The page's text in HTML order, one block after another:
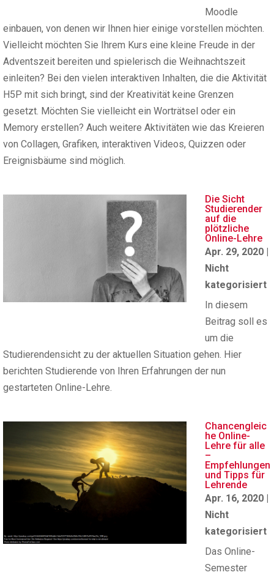
Moodle
einbauen, von denen wir Ihnen hier einige vorstellen möchten.
Vielleicht möchten Sie Ihrem Kurs eine kleine Freude in der
Adventszeit bereiten und spielerisch die Weihnachtszeit
einleiten? Bei den vielen interaktiven Inhalten, die die Aktivität
H5P mit sich bringt, sind der Kreativität keine Grenzen
gesetzt. Möchten Sie vielleicht ein Worträtsel oder ein
Memory erstellen? Auch weitere Aktivitäten wie das Kreieren
von Collagen, Grafiken, interaktiven Videos, Quizzen oder
Ereignisbäume sind möglich.
Die Sicht
Studierender
auf die
plötzliche
Online-Lehre
Apr. 29, 2020 |
Nicht
kategorisiert
In diesem
Beitrag soll es
um die
Studierendensicht zu der aktuellen Situation gehen. Hier
berichten Studierende von Ihren Erfahrungen der nun
gestarteten Online-Lehre.
Chancengleic
he Online-
Lehre für alle
–
Empfehlungen
und Tipps für
Lehrende
Apr. 16, 2020 |
Nicht
kategorisiert
Das Online-
Semester